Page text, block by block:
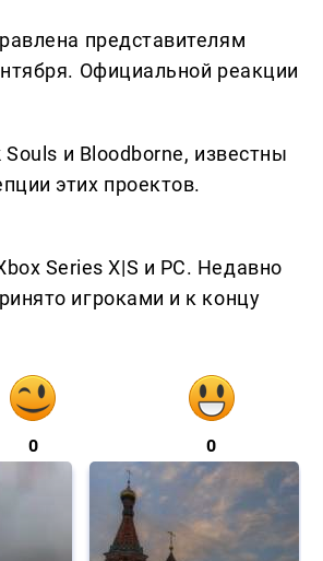
представителям
Официальной реакции
и Bloodborne, известны
этих проектов.
Series X|S и PC. Недавно
игроками и к концу
0 0